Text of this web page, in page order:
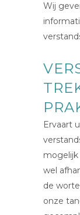
Wij
Ervaart
mogelijk
wel
de
onze